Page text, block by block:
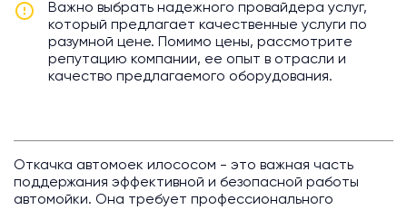
Важно выбрать надежного провайдера услуг,
который предлагает качественные услуги по
разумной цене. Помимо цены, рассмотрите
репутацию компании, ее опыт в отрасли и
качество предлагаемого оборудования.
Откачка автомоек илососом - это важная часть
поддержания эффективной и безопасной работы
автомойки. Она требует профессионального